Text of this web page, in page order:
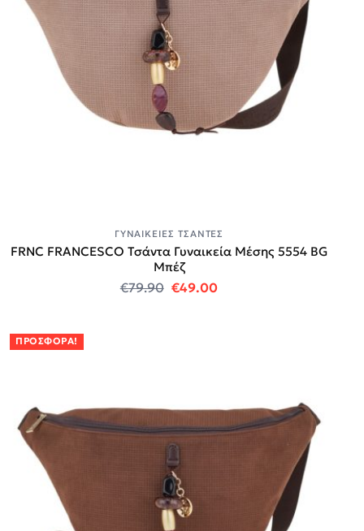
ΓΥΝΑΙΚΕΊΕΣ ΤΣΆΝΤΕΣ
FRNC FRANCESCO Τσάντα Γυναικεία Μέσης 5554 BG
Μπέζ
€79.90 Original price was: €79.90.
€49.00Η τρέχουσα τιμή
ΠΡΟΣΦΟΡΆ!